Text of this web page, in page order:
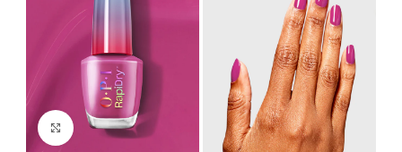
Clic para ampliar